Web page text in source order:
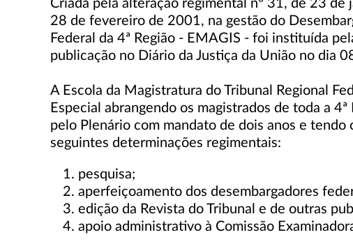
Criada pela alteração regimental nº 31, de 23
28 de fevereiro de 2001, na gestão do
Federal da 4ª Região - EMAGIS - foi instituída
publicação no Diário da Justiça da União no dia
A Escola da Magistratura do Tribunal Regional
Especial abrangendo os magistrados de toda a
pelo Plenário com mandato de dois anos e
seguintes determinações regimentais:
pesquisa;
aperfeiçoamento dos desembargadores
edição da Revista do Tribunal e de outras
apoio administrativo à Comissão